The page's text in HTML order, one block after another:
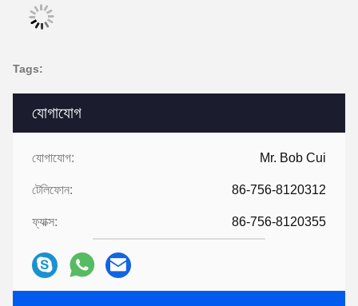
যোগাযোগ
যোগাযোগ: Mr. Bob Cui
টেলিফোন: 86-756-8120312
ফ্যাক্স: 86-756-8120355
Tags: